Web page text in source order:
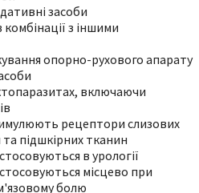
засоби
з іншими
опорно-рухового апарату
включаючи
рецептори слизових
підшкірних тканин
в урології
місцево при
болю